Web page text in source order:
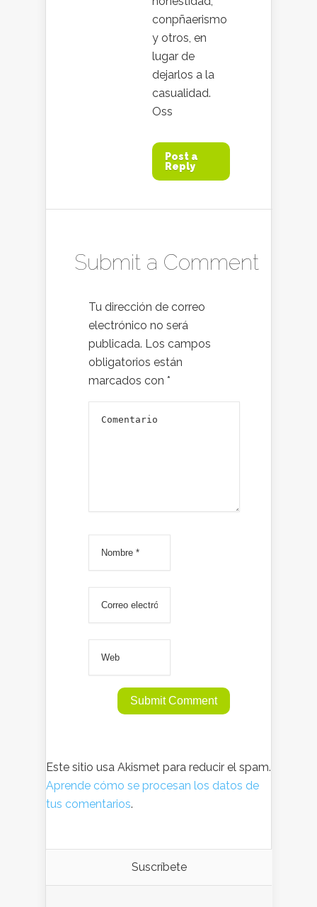
conpñaerismo
y otros, en
lugar de
dejarlos a la
casualidad.
Oss
Post a
Reply
Submit a Comment
Tu dirección de correo
electrónico no será
publicada. Los campos
obligatorios están
marcados con *
Este sitio usa Akismet para reducir el spam.
Aprende cómo se procesan los datos de
tus comentarios.
Suscríbete